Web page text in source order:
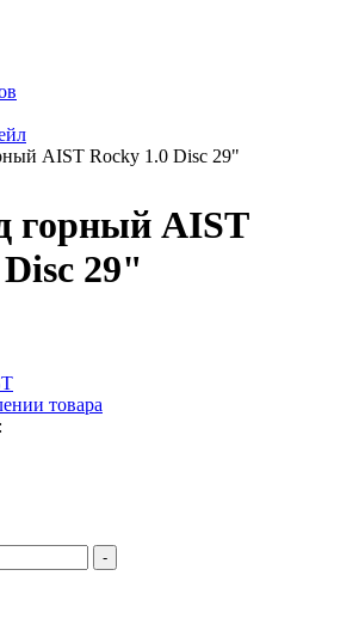
AIST Rocky 1.0 Disc 29"
горный AIST
29"
товара
-